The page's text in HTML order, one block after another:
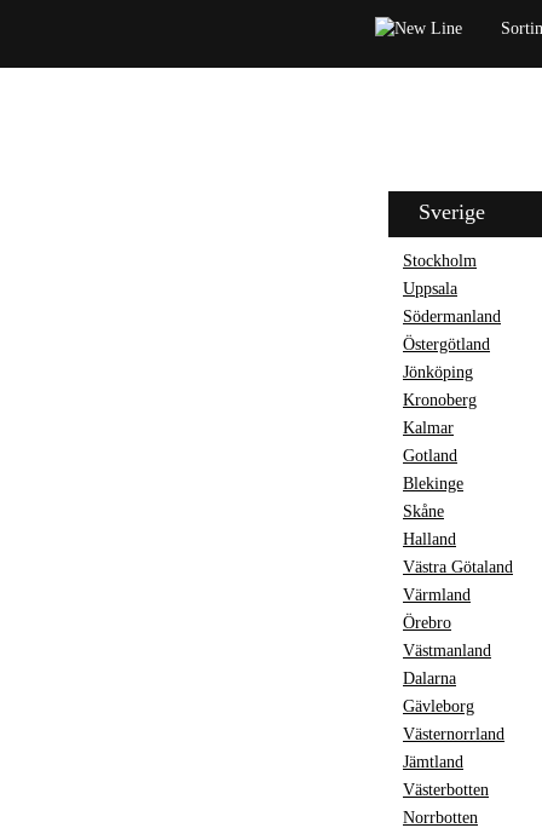
Sverige
Stockholm
Uppsala
Södermanland
Östergötland
Jönköping
Kronoberg
Kalmar
Gotland
Blekinge
Skåne
Halland
Västra Götaland
Värmland
Örebro
Västmanland
Dalarna
Gävleborg
Västernorrland
Jämtland
Västerbotten
Norrbotten